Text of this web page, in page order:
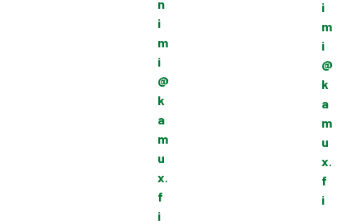
n
i
m
i
@
k
a
m
u
x.
f
i
i
m
i
@
k
a
m
u
x.
f
i